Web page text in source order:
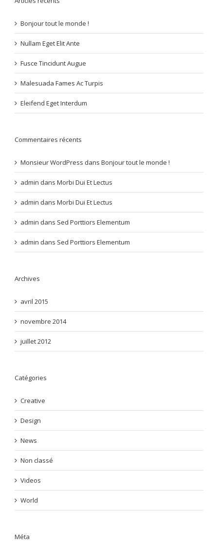
Bonjour tout le monde !
Nullam Eget Elit Ante
Fusce Tincidunt Augue
Malesuada Fames Ac Turpis
Eleifend Eget Interdum
Commentaires récents
Monsieur WordPress dans Bonjour tout le monde !
admin dans Morbi Dui Et Lectus
admin dans Morbi Dui Et Lectus
admin dans Sed Porttiors Elementum
admin dans Sed Porttiors Elementum
Archives
avril 2015
novembre 2014
juillet 2012
Catégories
Creative
Design
News
Non classé
Videos
World
Méta